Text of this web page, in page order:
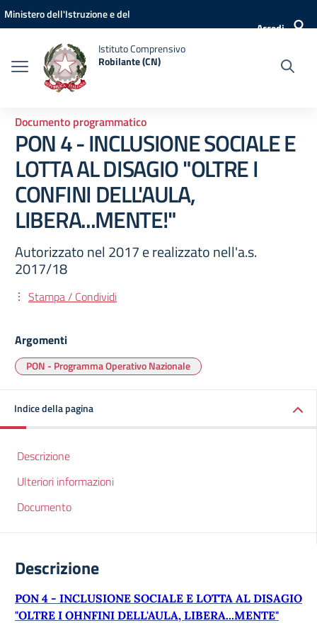
Vai ai contenuti
Vai al menu di navigazione
Vai al footer
Ministero dell'Istruzione e del
Accedi
Istituto Comprensivo
Robilante (CN)
Documento programmatico
PON 4 - INCLUSIONE SOCIALE E
LOTTA AL DISAGIO "OLTRE I
CONFINI DELL'AULA,
LIBERA...MENTE!"
Autorizzato nel 2017 e realizzato nell'a.s.
2017/18
Stampa / Condividi
Argomenti
PON - Programma Operativo Nazionale
Indice della pagina
Descrizione
Ulteriori informazioni
Documento
Descrizione
PON 4 - INCLUSIONE SOCIALE E LOTTA AL DISAGIO
"OLTRE I OHNFINI DELL'AULA, LIBERA...MENTE"